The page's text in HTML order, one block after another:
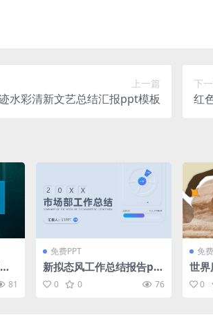
上一篇
水彩清新文艺总结汇报ppt模板
下
红
81
免费PPT
新拟态风工作总结报告pp
t模板
0 0 76
免
世界
史0